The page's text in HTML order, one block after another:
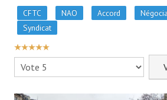
- - Slidehow La Gazette SCALIAN
- Accords d'Entreprise
- Vos Droits
- Le Bistrot
CFTC NAO Accord
Syndicat
VOTE
UTILISATEUR:5/5
Veuillez
voter